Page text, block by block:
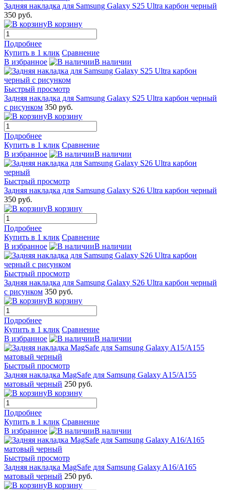
Задняя накладка для Samsung Galaxy S25 Ultra карбон черный
350 руб.
В корзину
Подробнее
Купить в 1 клик Сравнение
В избранное
В наличии
Быстрый просмотр
Задняя накладка для Samsung Galaxy S25 Ultra карбон черный
с рисунком 350 руб.
В корзину
Подробнее
Купить в 1 клик Сравнение
В избранное
В наличии
Быстрый просмотр
Задняя накладка для Samsung Galaxy S26 Ultra карбон черный
350 руб.
В корзину
Подробнее
Купить в 1 клик Сравнение
В избранное
В наличии
Быстрый просмотр
Задняя накладка для Samsung Galaxy S26 Ultra карбон черный
с рисунком 350 руб.
В корзину
Подробнее
Купить в 1 клик Сравнение
В избранное
В наличии
Быстрый просмотр
Задняя накладка MagSafe для Samsung Galaxy A15/A155
матовый черный 250 руб.
В корзину
Подробнее
Купить в 1 клик Сравнение
В избранное
В наличии
Быстрый просмотр
Задняя накладка MagSafe для Samsung Galaxy A16/A165
матовый черный 250 руб.
В корзину